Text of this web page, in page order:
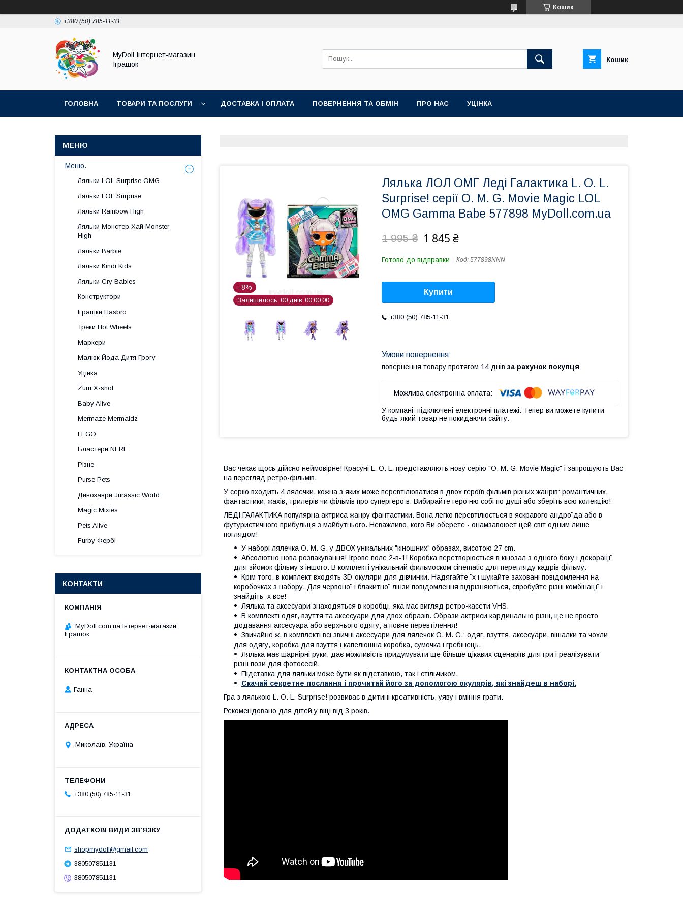
Кошик
+380 (50) 785-11-31
MyDoll Інтернет-магазин
Іграшок
Кошик
ГОЛОВНА ТОВАРИ ТА ПОСЛУГИ ДОСТАВКА І ОПЛАТА ПОВЕРНЕННЯ ТА ОБМІН ПРО НАС УЦІНКА
–8%
Залишилось 00 днів 00 00 00
Лялька ЛОЛ ОМГ Леді Галактика L. O. L.
Surprise! серії O. M. G. Movie Magic LOL
OMG Gamma Babe 577898 MyDoll.com.ua
1 995 ₴ 1 845 ₴
Готово до відправки Код: 577898NNN
Купити
+380 (50) 785-11-31
повернення товару протягом 14 днів за рахунок покупця
У компанії підключені електронні платежі. Тепер ви можете купити
будь-який товар не покидаючи сайту.
Вас чекає щось дійсно неймовірне! Красуні L. O. L. представляють нову серію "O. M. G. Movie Magic" і запрошують Вас
на перегляд ретро-фільмів.
У серію входить 4 лялечки, кожна з яких може перевтілюватися в двох героїв фільмів різних жанрів: романтичних,
фантастики, жахів, трилерів чи фільмів про супергероїв. Вибирайте героїню собі по душі або зберіть всю колекцію!
ЛЕДІ ГАЛАКТИКА популярна актриса жанру фантастики. Вона легко перевтілюється в яскравого андроїда або в
футуристичного прибульця з майбутнього. Неважливо, кого Ви оберете - онамзавоюет цей світ одним лише
поглядом!
У наборі лялечка O. M. G. у ДВОХ унікальних "кіношних" образах, висотою 27 cm.
Абсолютно нова розпакування! Ігрове поле 2-в-1! Коробка перетворюється в кінозал з одного боку і декорації
для зйомок фільму з іншого. В комплекті унікальний фильмоском cinematic для перегляду кадрів фільму.
Крім того, в комплект входять 3D-окуляри для дівчинки. Надягайте їх і шукайте заховані повідомлення на
коробочках з набору. Для червоної і блакитної лінзи повідомлення відрізняються, спробуйте різні комбінації і
знайдіть їх все!
Лялька та аксесуари знаходяться в коробці, яка має вигляд ретро-касети VHS.
В комплекті одяг, взуття та аксесуари для двох образів. Образи актриси кардинально різні, це не просто
додавання аксесуара або верхнього одягу, а повне перевтілення!
Звичайно ж, в комплекті всі звичні аксесуари для лялечок О. M. G.: одяг, взуття, аксесуари, вішалки та чохли
для одягу, коробка для взуття і капелюшна коробка, сумочка і гребінець.
Лялька має шарнірні руки, дає можливість придумувати ще більше цікавих сценаріїв для гри і реалізувати
різні пози для фотосесій.
Підставка для ляльки може бути як підставкою, так і стільчиком.
Скачай секретне послання і прочитай його за допомогою окулярів, які знайдеш в наборі.
Гра з лялькою L. O. L. Surprise! розвиває в дитині креативність, уяву і вміння грати.
Рекомендовано для дітей у віці від 3 років.
Меню.
Ляльки LOL Surprise OMG
Ляльки LOL Surprise
Ляльки Rainbow High
Ляльки Монстер Хай Monster
High
Ляльки Barbie
Ляльки Kindi Kids
Ляльки Cry Babies
Конструктори
Іграшки Hasbro
Треки Hot Wheels
Маркери
Малюк Йода Дитя Грогу
Уцінка
Zuru X-shot
Baby Alive
Mermaze Mermaidz
LEGO
Бластери NERF
Різне
Purse Pets
Динозаври Jurassic World
Magic Mixies
Pets Alive
Furby Фербі
КОНТАКТИ
MyDoll.com.ua Інтернет-магазин
Іграшок
Ганна
Миколаїв, Україна
+380 (50) 785-11-31
shopmydoll@gmail.com
380507851131
380507851131